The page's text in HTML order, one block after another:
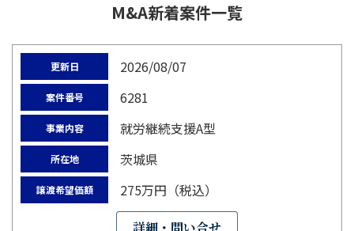
M&A新着案件一覧
更新日 2026/08/07
案件番号 6281
事業内容 就労継続支援A型
所在地 茨城県
譲渡希望価額 275万円（税込）